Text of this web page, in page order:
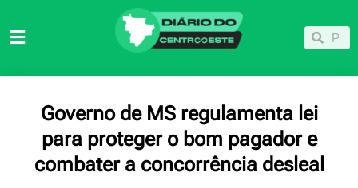
para
Pesquisar
Governo de MS regulamenta lei
para proteger o bom pagador e
combater a concorrência desleal